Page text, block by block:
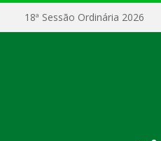
18ª Sessão Ordinária 2026